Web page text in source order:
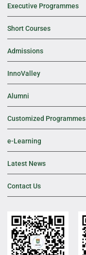
Executive Programmes
Short Courses
Admissions
InnoValley
Alumni
Customized Programmes
e-Learning
Latest News
Contact Us